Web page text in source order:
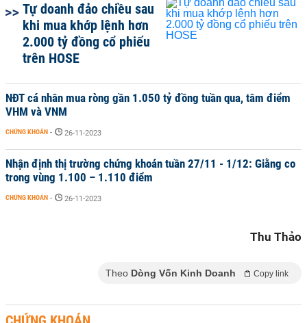
Tự doanh đảo chiều sau
khi mua khớp lệnh hơn
2.000 tỷ đồng cổ phiếu
trên HOSE
NĐT cá nhân mua ròng gần 1.050 tỷ đồng tuần qua, tâm điểm
VHM và VNM
CHỨNG KHOÁN - 26-11-2023
Nhận định thị trường chứng khoán tuần 27/11 - 1/12: Giằng co
trong vùng 1.100 – 1.110 điểm
CHỨNG KHOÁN - 26-11-2023
Thu Thảo
Theo Dòng Vốn Kinh Doanh Copy link